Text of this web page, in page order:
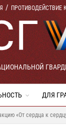
ПРОТИВОДЕЙСТВИЕ
ДЛЯ
«От сердца к